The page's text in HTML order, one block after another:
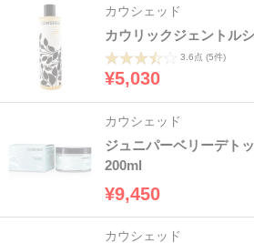
カウシェッド
カウリックジェントル
3.6点 (5件)
¥5,030
カウシェッド
ジュニパーベリーデト
200ml
¥9,450
カウシェッド